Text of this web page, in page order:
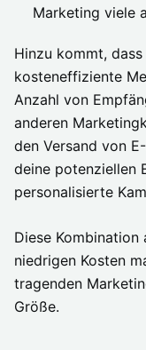
Marketing viele
Hinzu kommt,
kosteneffiziente
Anzahl von
anderen
den Versand von
deine potenziellen
personalisierte
Diese
niedrigen Kosten
tragenden
Größe.